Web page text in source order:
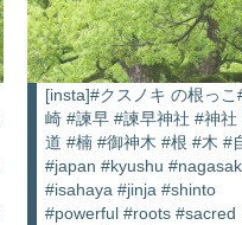
[insta]#クスノキ の根っこ
崎 #諫早 #諫早神社 #神社
道 #楠 #御神木 #根 #木 #
#japan #kyushu
#isahaya #jinja #shinto
#powerful #roots #sacred